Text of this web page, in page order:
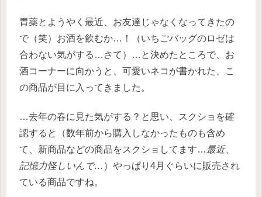
胃薬とようやく最近、お友達じゃなくなってきたの
で（笑）お酒を飲むか…！（いちごバッグのロゼは
合わない気がする…さて）…と決めたところで、お
酒コーナーに向かうと、可愛いネコが書かれた、こ
の商品が目に入ってきました。
…去年の春に見た気がする？と思い、スクショを確
認すると（数年前から購入しなかったものも含め
て、新商品などの商品をスクショしてます…最近、
記憶力怪しいんで… ）やっぱり4月ぐらいに販売され
ている商品ですね。